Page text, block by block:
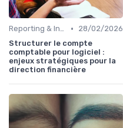
Reporting & Indicateurs •
28/02/2026
Structurer le compte
comptable pour logiciel :
enjeux stratégiques pour la
direction financière